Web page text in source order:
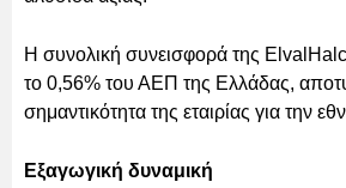
Η συνολική συνεισφορά της
το 0,56% του ΑΕΠ της Ελλάδας,
σημαντικότητα της εταιρίας για την
Εξαγωγική δυναμική